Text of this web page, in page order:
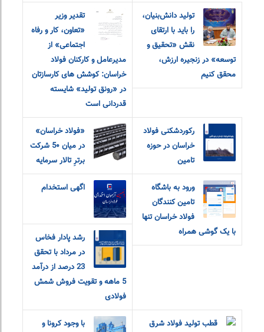
تولید دانش‌بنیان،
را باید با ارتقای
نقش «تحقیق و‌
توسعه» در زنجیره ارزش،
محقق کنیم
تقدیر وزیر
«تعاون، کار و رفاه
اجتماعی» از
مدیرعامل و کارکنان فولاد
خراسان: کوشش های کارسازتان
در «رونق تولید» شایسته
قدردانی است
رکوردشکنی فولاد
خراسان در حوزه
تامین
«فولاد خراسان»
در میان 5۰ شرکت
برترِ تالار سرمایه
ورود به باشگاه
تامین کنندگان
فولاد خراسان تنها
با یک گوشی همراه
اگهی استخدام
رشد پادار فخاس
در مرداد با تحقق
23 درصد از درآمد
5 ماهه و تقویت فروش شمش
فولادی
قطب تولید فولاد شرق
با وجود کرونا و